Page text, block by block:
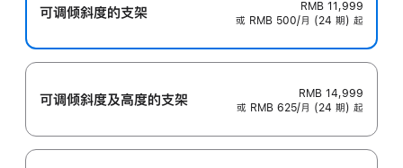
可调倾斜度的支架
RMB 11,999
或 RMB 500/月 (24 期) 起
可调倾斜度及高‍度的支‍架
RMB 14,999
或 RMB 625/月 (24 期) 起